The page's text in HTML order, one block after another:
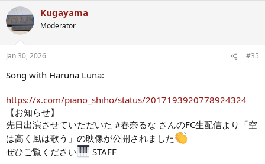
c
t
i
s
Kugayama
Moderator
Jan 30, 2026 #35
Song with Haruna Luna:
https://x.com/piano_shiho/status/2017193920778924324
【お知らせ】
先日出演させていただいた #春奈るな さんのFC生配信より「空
は高く風は歌う」の映像が公開されました
ぜひご覧ください
STAFF